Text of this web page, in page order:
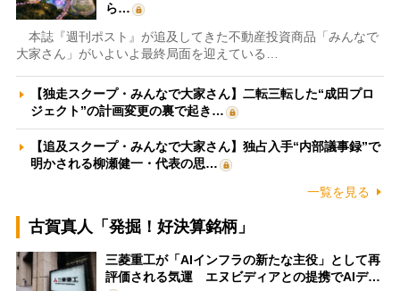
ら…
本誌『週刊ポスト』が追及してきた不動産投資商品「みんなで
大家さん」がいよいよ最終局面を迎えている…
【独走スクープ・みんなで大家さん】二転三転した“成田プロ
ジェクト”の計画変更の裏で起き…
【追及スクープ・みんなで大家さん】独占入手“内部議事録”で
明かされる柳瀬健一・代表の思…
一覧を見る
古賀真人「発掘！好決算銘柄」
三菱重工が「AIインフラの新たな主役」として再
評価される気運 エヌビディアとの提携でAIデ…